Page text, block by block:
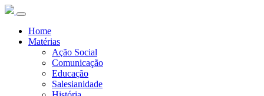
Home
Matérias
Ação Social
Comunicação
Educação
Salesianidade